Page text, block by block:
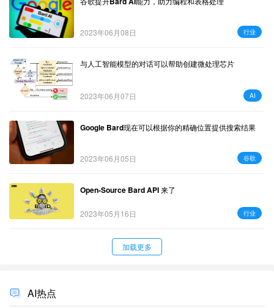
2023年06月08日 行业
与人工智能模型的对话可以帮助创建微处理芯片
2023年06月07日 AI
Google Bard现在可以根据你的精确位置提供搜索结果
2023年06月05日 谷歌
Open-Source Bard API 来了
2023年05月16日 行业
加载更多
AI热点